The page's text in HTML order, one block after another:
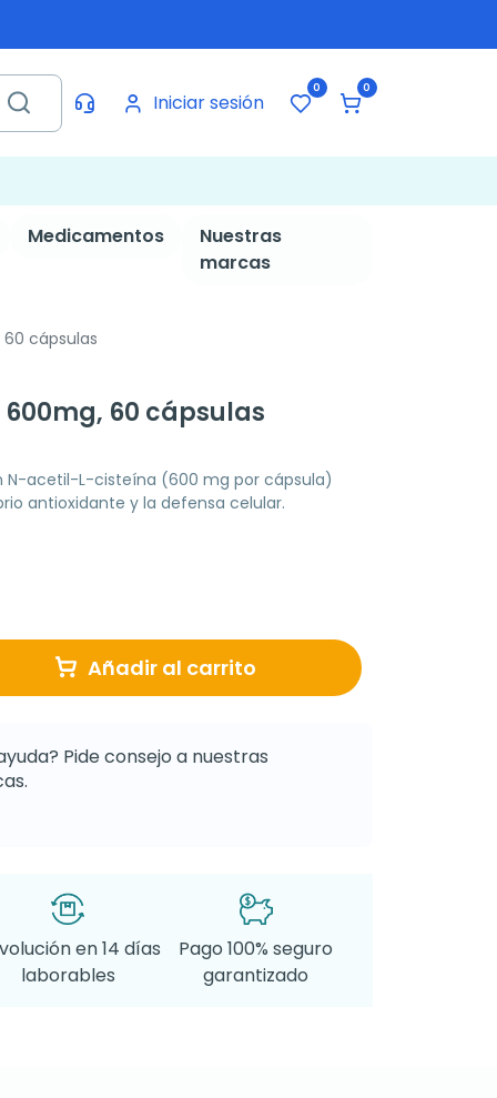
Iniciar sesión
0 0
Medicamentos
Nuestras
marcas
cápsulas
60 cápsulas
acetil-L-cisteína (600 mg por cápsula)
antioxidante y la defensa celular.
Añadir al carrito
Pide consejo a nuestras
en 14 días
laborables
Pago 100% seguro
garantizado